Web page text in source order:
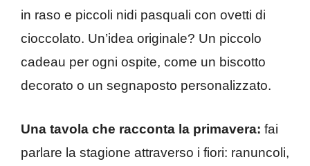
in raso e piccoli nidi pasquali con ovetti di
cioccolato. Un’idea originale? Un piccolo
cadeau per ogni ospite, come un biscotto
decorato o un segnaposto personalizzato.
Una tavola che racconta la primavera: fai
parlare la stagione attraverso i fiori: ranuncoli,